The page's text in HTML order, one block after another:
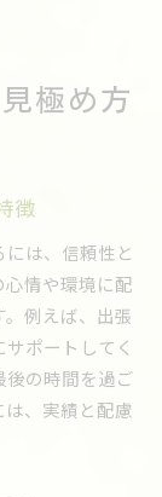
極め方
徴
は、信頼性と
情や環境に配
例えば、出張
ポートしてく
の時間を過ご
、実績と配慮